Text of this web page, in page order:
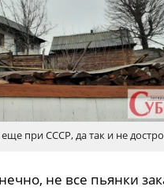
при СССР, да так и не
не все пьянки